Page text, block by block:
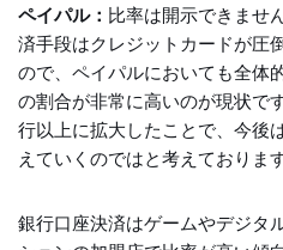
ペイパル： 比率は開示できませ
済手段はクレジットカードが圧
ので、ペイパルにおいても全体
の割合が非常に高いのが現状で
行以上に拡大したことで、今後
えていくのではと考えております
銀行口座決済はゲームやデジタ